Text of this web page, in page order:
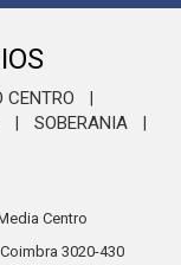
CENTRO
SOBERANIA
Centro
3020-430